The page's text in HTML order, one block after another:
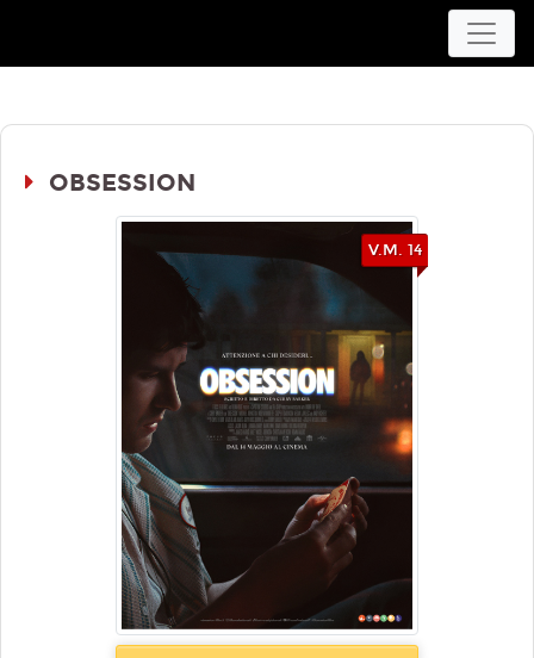
OBSESSION
V.M. 14